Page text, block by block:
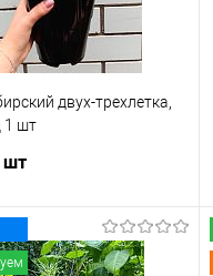
двух-трехлетка,
1 шт
В корзину